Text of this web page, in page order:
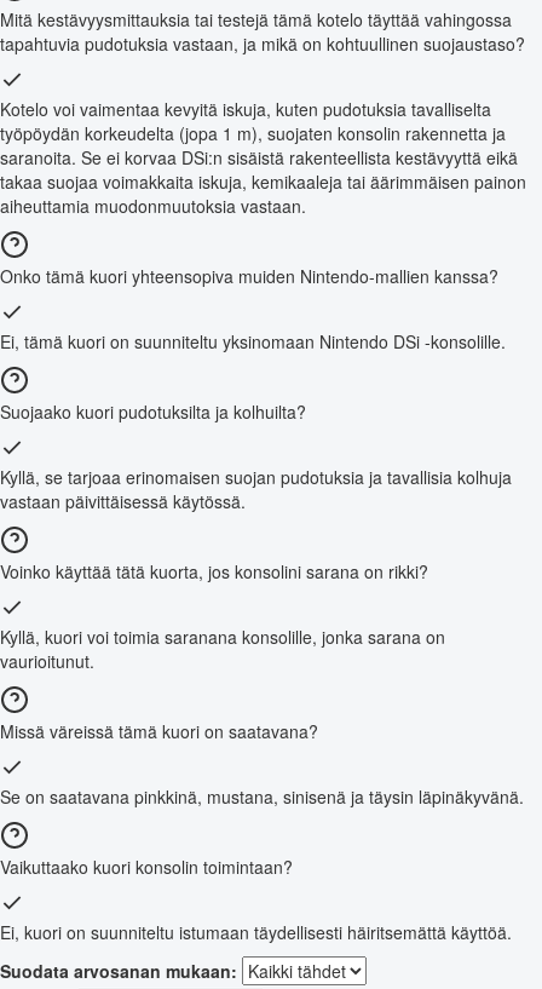
Mitä kestävyysmittauksia tai testejä tämä kotelo täyttää vahingossa
tapahtuvia pudotuksia vastaan, ja mikä on kohtuullinen suojaustaso?
Kotelo voi vaimentaa kevyitä iskuja, kuten pudotuksia tavalliselta
työpöydän korkeudelta (jopa 1 m), suojaten konsolin rakennetta ja
saranoita. Se ei korvaa DSi:n sisäistä rakenteellista kestävyyttä eikä
takaa suojaa voimakkaita iskuja, kemikaaleja tai äärimmäisen painon
aiheuttamia muodonmuutoksia vastaan.
Onko tämä kuori yhteensopiva muiden Nintendo-mallien kanssa?
Ei, tämä kuori on suunniteltu yksinomaan Nintendo DSi -konsolille.
Suojaako kuori pudotuksilta ja kolhuilta?
Kyllä, se tarjoaa erinomaisen suojan pudotuksia ja tavallisia kolhuja
vastaan päivittäisessä käytössä.
Voinko käyttää tätä kuorta, jos konsolini sarana on rikki?
Kyllä, kuori voi toimia saranana konsolille, jonka sarana on
vaurioitunut.
Missä väreissä tämä kuori on saatavana?
Se on saatavana pinkkinä, mustana, sinisenä ja täysin läpinäkyvänä.
Vaikuttaako kuori konsolin toimintaan?
Ei, kuori on suunniteltu istumaan täydellisesti häiritsemättä käyttöä.
Suodata arvosanan mukaan: